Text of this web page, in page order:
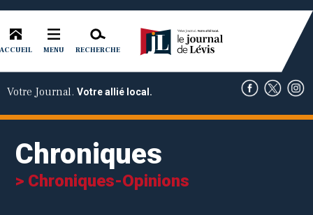
ACCUEIL MENU RECHERCHE
Votre Journal. Votre allié local.
Chroniques
> Chroniques-Opinions